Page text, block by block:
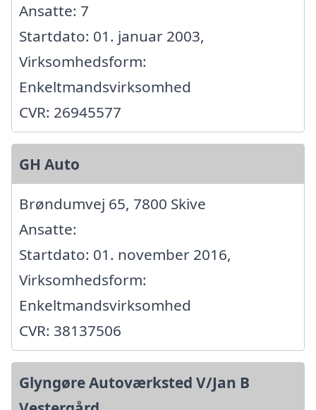
Ansatte: 7
Startdato: 01. januar 2003,
Virksomhedsform:
Enkeltmandsvirksomhed
CVR: 26945577
GH Auto
Brøndumvej 65, 7800 Skive
Ansatte:
Startdato: 01. november 2016,
Virksomhedsform:
Enkeltmandsvirksomhed
CVR: 38137506
Glyngøre Autoværksted V/Jan B